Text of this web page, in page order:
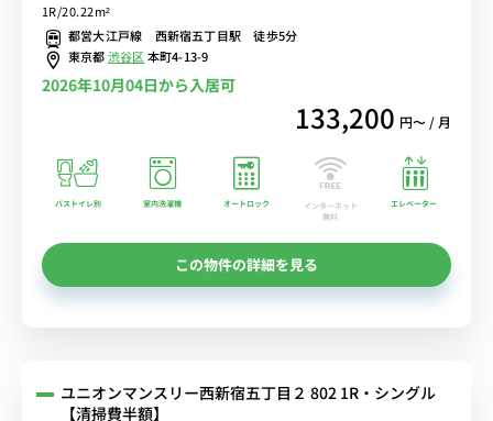
中！
1R/20.22m²
都営大江戸線 西新宿五丁目駅 徒歩5分
東京都渋谷区本町4-13-9
2026年10月04日から入居可
133,200 円〜 / 月
バストイレ別 室内洗濯機 オートロック
インターネット
無料
エレベーター
この物件の詳細を見る
ユニオンマンスリー西新宿五丁目２ 802 1R・シングル
【清掃費半額】